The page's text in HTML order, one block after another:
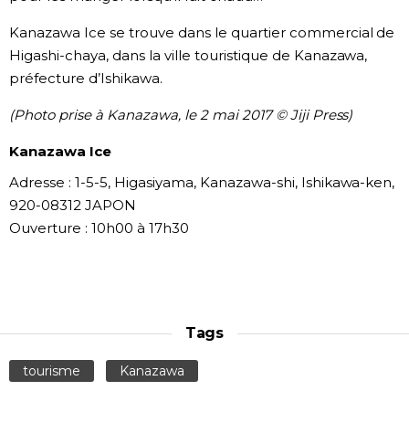
Kanazawa Ice se trouve dans le quartier commercial de
Higashi-chaya, dans la ville touristique de Kanazawa,
préfecture d’Ishikawa.
(Photo prise à Kanazawa, le 2 mai 2017 © Jiji Press)
Kanazawa Ice
Adresse : 1-5-5, Higasiyama, Kanazawa-shi, Ishikawa-ken,
920-08312 JAPON
Ouverture : 10h00 à 17h30
Tags
tourisme Kanazawa